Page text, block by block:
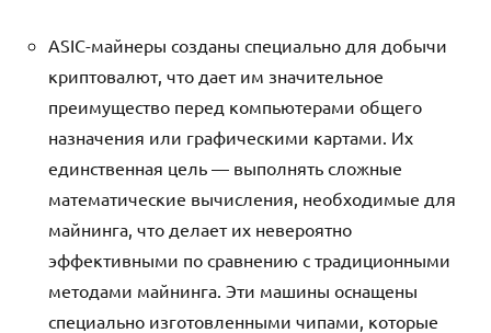
ASIC-майнеры созданы специально для добычи
криптовалют, что дает им значительное
преимущество перед компьютерами общего
назначения или графическими картами. Их
единственная цель — выполнять сложные
математические вычисления, необходимые для
майнинга, что делает их невероятно
эффективными по сравнению с традиционными
методами майнинга. Эти машины оснащены
специально изготовленными чипами, которые